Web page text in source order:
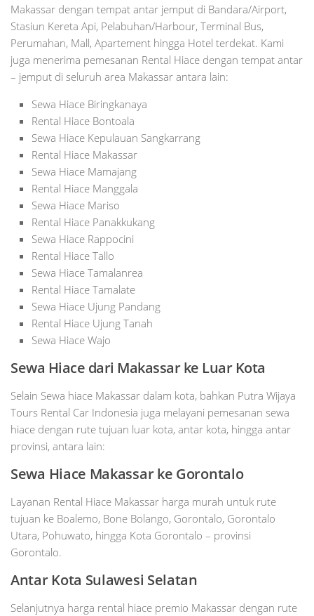
Makassar dengan tempat antar jemput di Bandara/Airport,
Stasiun Kereta Api, Pelabuhan/Harbour, Terminal Bus,
Perumahan, Mall, Apartement hingga Hotel terdekat. Kami
juga menerima pemesanan Rental Hiace dengan tempat antar
– jemput di seluruh area Makassar antara lain:
Sewa Hiace Biringkanaya
Rental Hiace Bontoala
Sewa Hiace Kepulauan Sangkarrang
Rental Hiace Makassar
Sewa Hiace Mamajang
Rental Hiace Manggala
Sewa Hiace Mariso
Rental Hiace Panakkukang
Sewa Hiace Rappocini
Rental Hiace Tallo
Sewa Hiace Tamalanrea
Rental Hiace Tamalate
Sewa Hiace Ujung Pandang
Rental Hiace Ujung Tanah
Sewa Hiace Wajo
Sewa Hiace dari Makassar ke Luar Kota
Selain Sewa hiace Makassar dalam kota, bahkan Putra Wijaya
Tours Rental Car Indonesia juga melayani pemesanan sewa
hiace dengan rute tujuan luar kota, antar kota, hingga antar
provinsi, antara lain:
Sewa Hiace Makassar ke Gorontalo
Layanan Rental Hiace Makassar harga murah untuk rute
tujuan ke Boalemo, Bone Bolango, Gorontalo, Gorontalo
Utara, Pohuwato, hingga Kota Gorontalo – provinsi
Gorontalo.
Antar Kota Sulawesi Selatan
Selanjutnya harga rental hiace premio Makassar dengan rute